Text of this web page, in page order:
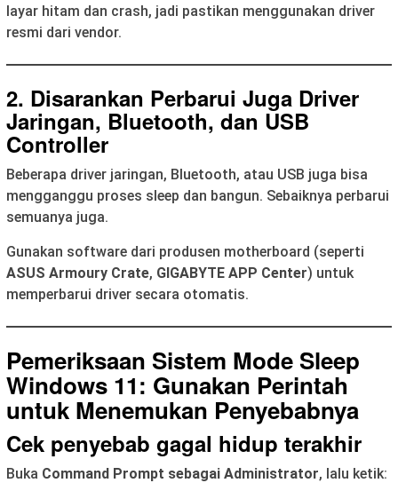
layar hitam dan crash, jadi pastikan menggunakan driver
resmi dari vendor.
2. Disarankan Perbarui Juga Driver
Jaringan, Bluetooth, dan USB
Controller
Beberapa driver jaringan, Bluetooth, atau USB juga bisa
mengganggu proses sleep dan bangun. Sebaiknya perbarui
semuanya juga.
Gunakan software dari produsen motherboard (seperti
ASUS Armoury Crate, GIGABYTE APP Center) untuk
memperbarui driver secara otomatis.
Pemeriksaan Sistem Mode Sleep
Windows 11: Gunakan Perintah
untuk Menemukan Penyebabnya
Cek penyebab gagal hidup terakhir
Buka Command Prompt sebagai Administrator, lalu ketik: